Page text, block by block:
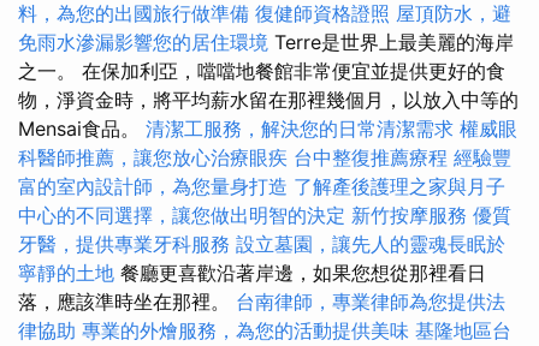
料，為您的出國旅行做準備 復健師資格證照 屋頂防水，避
免雨水滲漏影響您的居住環境 Terre是世界上最美麗的海岸
之一。 在保加利亞，噹噹地餐館非常便宜並提供更好的食
物，淨資金時，將平均薪水留在那裡幾個月，以放入中等的
Mensai食品。 清潔工服務，解決您的日常清潔需求 權威眼
科醫師推薦，讓您放心治療眼疾 台中整復推薦療程 經驗豐
富的室內設計師，為您量身打造 了解產後護理之家與月子
中心的不同選擇，讓您做出明智的決定 新竹按摩服務 優質
牙醫，提供專業牙科服務 設立墓園，讓先人的靈魂長眠於
寧靜的土地 餐廳更喜歡沿著岸邊，如果您想從那裡看日
落，應該準時坐在那裡。 台南律師，專業律師為您提供法
律協助 專業的外燴服務，為您的活動提供美味 基隆地區台